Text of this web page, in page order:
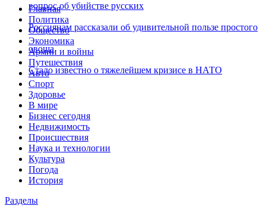
вопрос об убийстве русских
Россиянам рассказали об удивительной пользе простого
овоща
Стало известно о тяжелейшем кризисе в НАТО
Главная
Политика
Общество
Экономика
Армии и войны
Путешествия
Авто
Спорт
Здоровье
В мире
Бизнес сегодня
Недвижимость
Происшествия
Наука и технологии
Культура
Погода
История
Разделы